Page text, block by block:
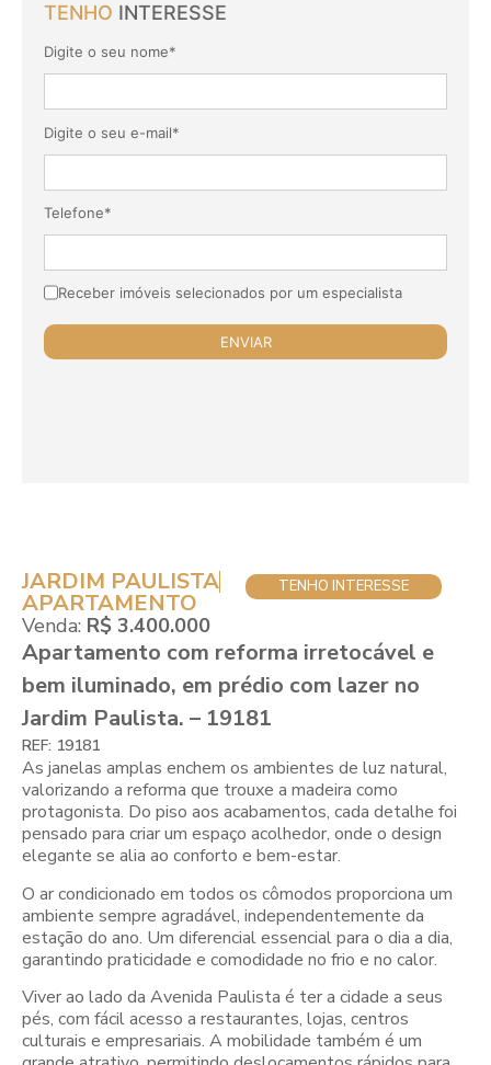
TENHO INTERESSE
Digite o seu nome*
Digite o seu e-mail*
Telefone*
Receber imóveis selecionados por um especialista
JARDIM PAULISTA
APARTAMENTO
Venda: R$ 3.400.000
TENHO INTERESSE
Apartamento com reforma irretocável e
bem iluminado, em prédio com lazer no
Jardim Paulista. – 19181
REF: 19181
As janelas amplas enchem os ambientes de luz natural,
valorizando a reforma que trouxe a madeira como
protagonista. Do piso aos acabamentos, cada detalhe foi
pensado para criar um espaço acolhedor, onde o design
elegante se alia ao conforto e bem-estar.
O ar condicionado em todos os cômodos proporciona um
ambiente sempre agradável, independentemente da
estação do ano. Um diferencial essencial para o dia a dia,
garantindo praticidade e comodidade no frio e no calor.
Viver ao lado da Avenida Paulista é ter a cidade a seus
pés, com fácil acesso a restaurantes, lojas, centros
culturais e empresariais. A mobilidade também é um